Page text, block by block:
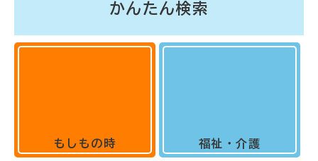
かんたん検索
もしもの時 福祉・介護